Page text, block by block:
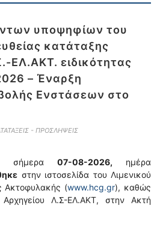
υποψηφίων του
κατάταξης
ΕΛ.ΑΚΤ. ειδικότητας
– Έναρξη
Ενστάσεων στο
- ΠΡΟΣΛΗΨΕΙΣ
σήμερα 07-08-2026, ημέρα
στην ιστοσελίδα του Λιμενικού
Ακτοφυλακής (www.hcg.gr), καθώς
Λ.Σ-ΕΛ.ΑΚΤ, στην Ακτή